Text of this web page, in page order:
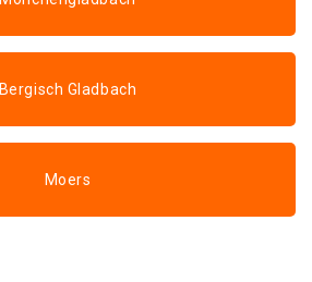
Bergisch Gladbach
Moers